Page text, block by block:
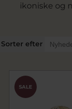
ikoniske og
Gå på
tilbyder
Sorter efter
SALE